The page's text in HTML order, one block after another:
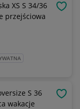
XS S 34/36
przejściowa
S 36
wakacje